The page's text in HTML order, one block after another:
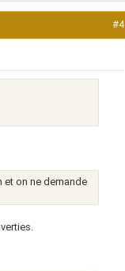
#4
et on ne demande